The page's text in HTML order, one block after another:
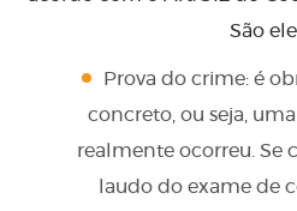
São
Prova do crime: é
concreto, ou seja,
realmente ocorreu. Se
laudo do exame de